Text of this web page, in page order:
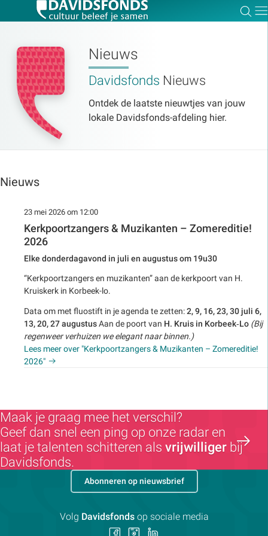
Nieuws
Davidsfonds Nieuws
Ontdek de laatste nieuwtjes van jouw
lokale Davidsfonds-afdeling hier.
Nieuws
23 mei 2026 om 12:00
Kerkpoortzangers & Muzikanten – Zomereditie!
2026
Elke donderdagavond in juli en augustus om 19u30
“Kerkpoortzangers en muzikanten” aan de kerkpoort van H.
Kruiskerk in Korbeek-lo.
Data om met fluostift in je agenda te zetten:2, 9, 16, 23, 30 juli 6,
13, 20, 27 augustusAan de poort van H. Kruis in Korbeek‑Lo (Bij
regenweer verhuizen we elegant naar binnen.)
Lees meer over "Kerkpoortzangers & Muzikanten – Zomereditie!
2026"
Maak je graag mee het verschil?
Geef dan snel een ping op onze radar en
laat je talenten schitteren als vrijwilliger bij
Davidsfonds.
Abonneren op nieuwsbrief
Volg Davidsfondsop sociale media
Volg Volg
Zoek:
Zoeken